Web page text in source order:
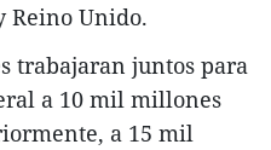
Reino Unido.
trabajaran juntos para
a 10 mil millones
a 15 mil